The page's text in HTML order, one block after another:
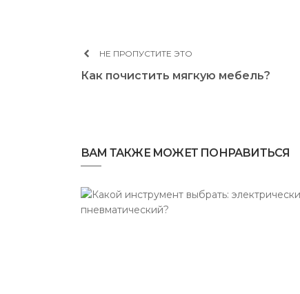
НЕ ПРОПУСТИТЕ ЭТО
Как почистить мягкую мебель?
ВАМ ТАКЖЕ МОЖЕТ ПОНРАВИТЬСЯ